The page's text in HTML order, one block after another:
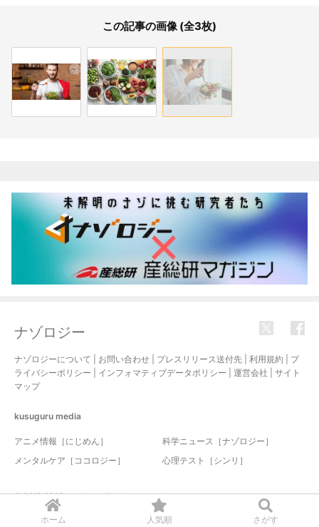
ホーム 人気順 さがす
この記事の画像 (全3枚)
ナゾロジー
ナゾロジーについて お問い合わせ プレスリリース送付先 利用規約
プ
ライバシーポリシー
インフォマティブデータポリシー 運営会社
サイト
マップ
kusuguru media
アニメ情報［にじめん］
科学ニュース［ナゾロジー］
メンタルケア［ココロジー］
心理テスト［シンリ］
© 2017-2026 nazology. all rights reserved.